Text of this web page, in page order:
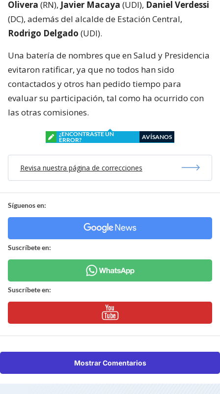
Olivera (RN), Javier Macaya (UDI), Daniel Verdessi
(DC), además del alcalde de Estación Central,
Rodrigo Delgado (UDI).
Una batería de nombres que en Salud y Presidencia
evitaron ratificar, ya que no todos han sido
contactados y otros han pedido tiempo para
evaluar su participación, tal como ha ocurrido con
las otras comisiones.
¿ENCONTRASTE UN
ERROR?
AVÍSANOS
Revisa nuestra página de correcciones
Síguenos en:
Suscríbete en:
Suscríbete en:
Mostrar Comentarios